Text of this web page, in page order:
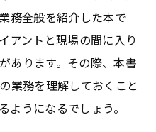
務全般を紹介した本で
アントと現場の間に入り
あります。その際、本書
業務を理解しておくこと
ようになるでしょう。